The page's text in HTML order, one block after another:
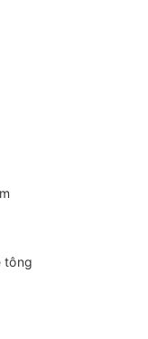
tông